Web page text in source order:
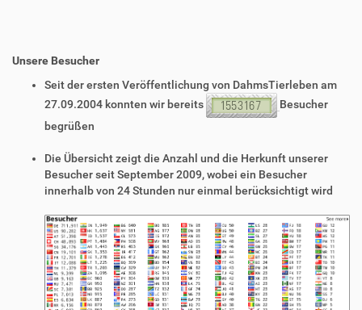
Unsere Besucher
Seit der ersten Veröffentlichung von DahmsTierleben am
27.09.2004 konnten wir bereits
Besucher
begrüßen
Die Übersicht zeigt die Anzahl und die Herkunft unserer
Besucher seit September 2009, wobei ein Besucher
innerhalb von 24 Stunden nur einmal berücksichtigt wird